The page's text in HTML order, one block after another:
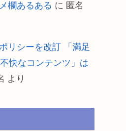
欄あるある に 匿名
リシーを改訂 「満足
快なコンテンツ」は
より